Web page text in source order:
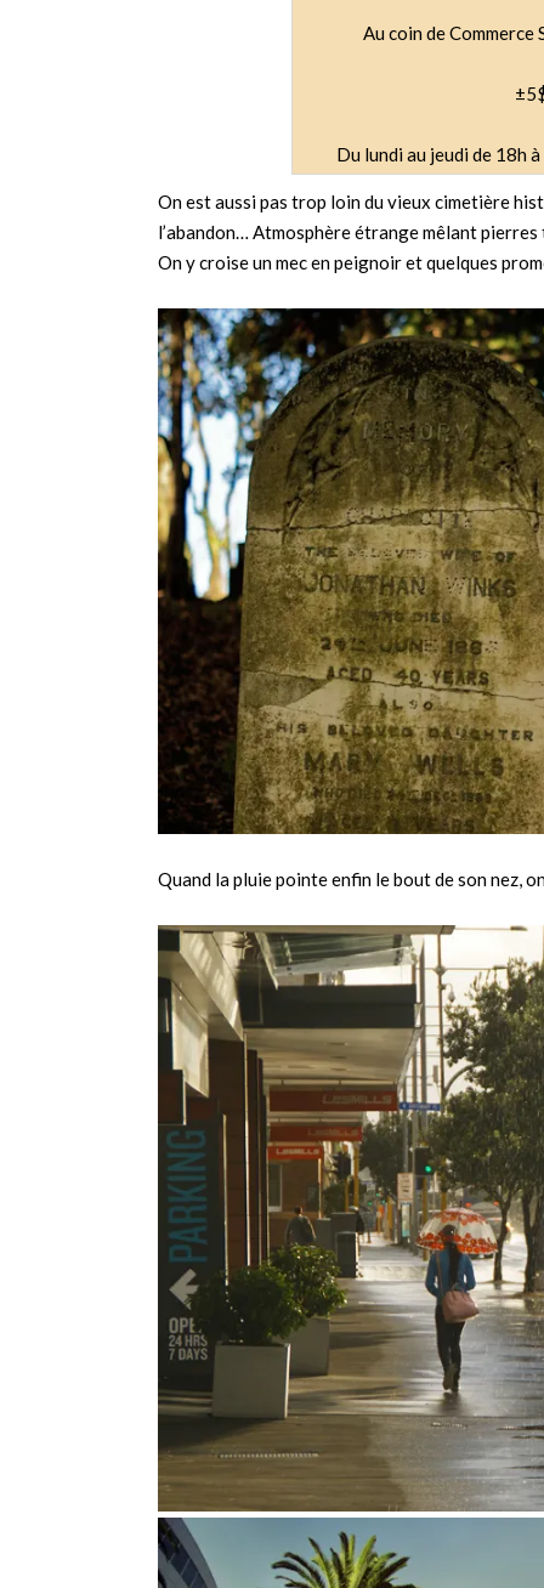
Au coin de
Du lundi au jeudi de 18h
On est aussi pas trop loin du vieux cimetière
l’abandon… Atmosphère étrange mêlant
On y croise un mec en peignoir et quelques
Quand la pluie pointe enfin le bout de son nez,